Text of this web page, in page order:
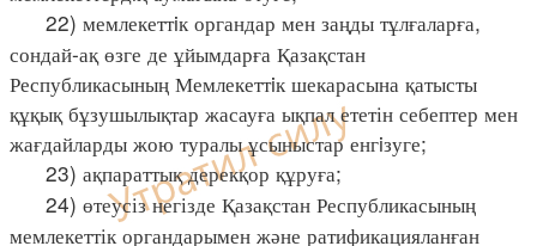
22) мемлекеттiк органдар мен заңды тұлғаларға,
сондай-ақ өзге де ұйымдарға Қазақстан
Республикасының Мемлекеттiк шекарасына қатысты
құқық бұзушылықтар жасауға ықпал ететін себептер мен
жағдайларды жою туралы ұсыныстар енгiзуге;
23) ақпараттық дерекқор құруға;
24) өтеусіз негізде Қазақстан Республикасының
мемлекеттік органдарымен және ратификацияланған